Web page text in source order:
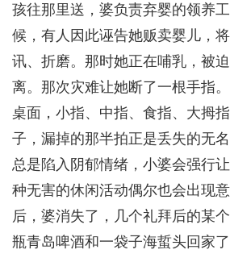
孩往那里送，婆负责弃婴的领养
候，有人因此诬告她贩卖婴儿，
讯、折磨。那时她正在哺乳，被
离。那次灾难让她断了一根手指
桌面，小指、中指、食指、大拇
子，漏掉的那半拍正是丢失的无
总是陷入阴郁情绪，小婆会强行
种无害的休闲活动偶尔也会出现
后，婆消失了，几个礼拜后的某
瓶青岛啤酒和一袋子海蜇头回家